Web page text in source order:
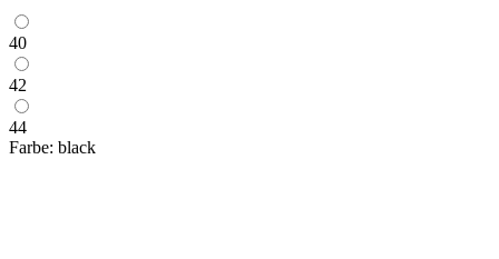
40
42
44
Farbe: black